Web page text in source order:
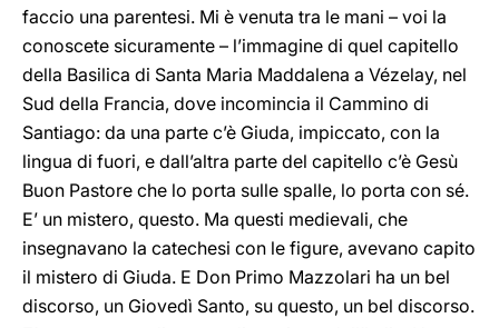
faccio una parentesi. Mi è venuta tra le mani – voi la
conoscete sicuramente – l’immagine di quel capitello
della Basilica di Santa Maria Maddalena a Vézelay, nel
Sud della Francia, dove incomincia il Cammino di
Santiago: da una parte c’è Giuda, impiccato, con la
lingua di fuori, e dall’altra parte del capitello c’è Gesù
Buon Pastore che lo porta sulle spalle, lo porta con sé.
E’ un mistero, questo. Ma questi medievali, che
insegnavano la catechesi con le figure, avevano capito
il mistero di Giuda. E Don Primo Mazzolari ha un bel
discorso, un Giovedì Santo, su questo, un bel discorso.